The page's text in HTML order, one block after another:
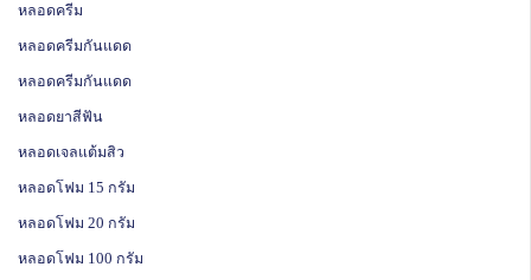
หลอดครีม
หลอดครีมกันแดด
หลอดครีมกันแดด
หลอดยาสีฟัน
หลอดเจลแต้มสิว
หลอดโฟม 15 กรัม
หลอดโฟม 20 กรัม
หลอดโฟม 100 กรัม